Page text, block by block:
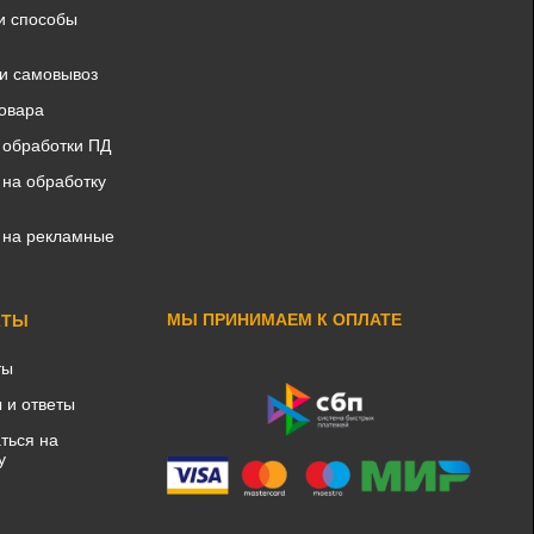
способы
самовывоз
ПД
обработку
рекламные
ответы
на
МЫ ПРИНИМАЕМ К ОПЛАТЕ